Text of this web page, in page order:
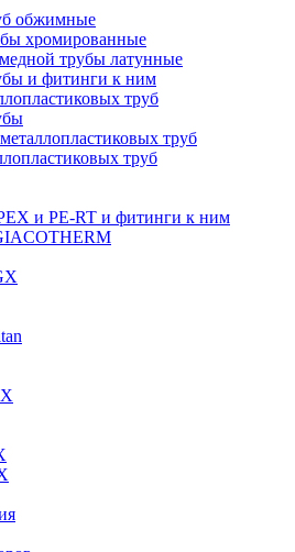
обжимные
хромированные
трубы латунные
и фитинги к ним
труб
труб
труб
и PE-RT и фитинги к ним